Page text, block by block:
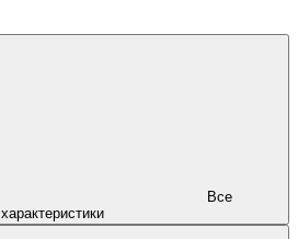
характеристики